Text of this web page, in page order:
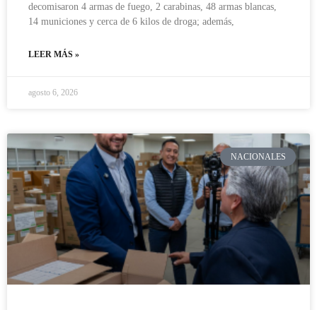
decomisaron 4 armas de fuego, 2 carabinas, 48 armas blancas,
14 municiones y cerca de 6 kilos de droga; además,
LEER MÁS »
agosto 6, 2026
NACIONALES